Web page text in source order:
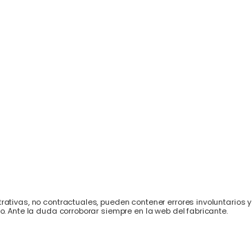
no contractuales, pueden contener errores involuntarios y
Ante la duda corroborar siempre en la web del fabricante.